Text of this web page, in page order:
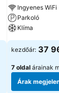
Ingyenes WiFi
Parkoló
Klíma
kezdőár: 37
7 oldal árainak
Árak